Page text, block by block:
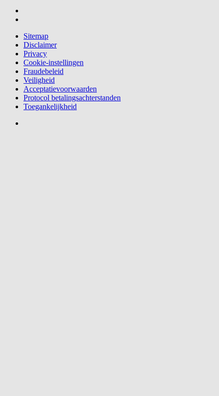
Sitemap
Disclaimer
Privacy
Cookie-instellingen
Fraudebeleid
Veiligheid
Acceptatievoorwaarden
Protocol betalingsachterstanden
Toegankelijkheid